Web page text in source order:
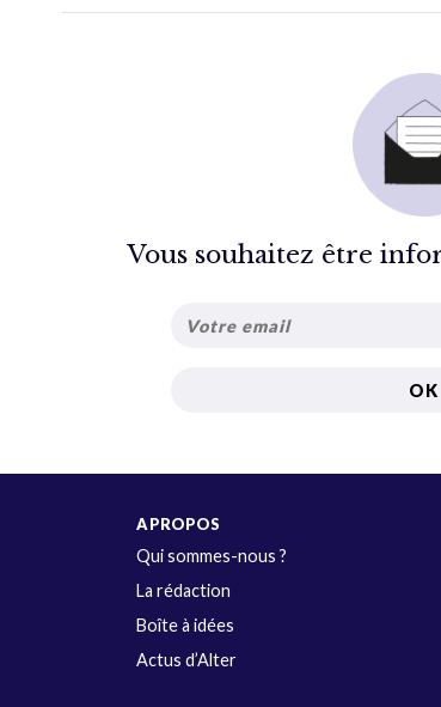
Vous souhaitez être
A PROPOS
Qui sommes-nous ?
La rédaction
Boîte à idées
Actus d’Alter